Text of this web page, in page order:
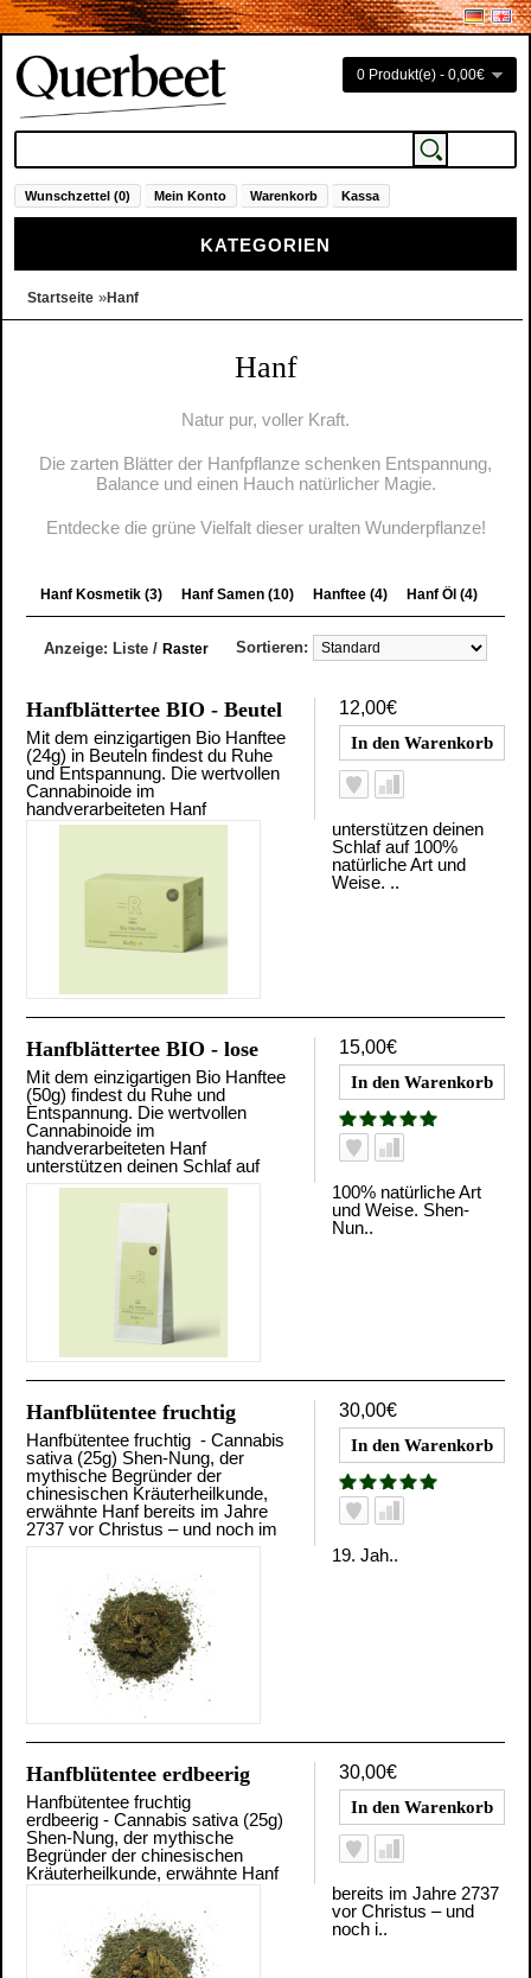
0 Produkt(e) - 0,00€
Wunschzettel (0) Mein Konto Warenkorb Kassa
KATEGORIEN
Startseite »Hanf
Hanf
Natur pur, voller Kraft.
Die zarten Blätter der Hanfpflanze schenken Entspannung,
Balance und einen Hauch natürlicher Magie.
Entdecke die grüne Vielfalt dieser uralten Wunderpflanze!
Hanf Kosmetik (3) Hanf Samen (10) Hanftee (4) Hanf Öl (4)
Anzeige: Liste / Raster Sortieren:
12,00€
Hanfblättertee BIO - Beutel
Mit dem einzigartigen Bio Hanftee
(24g) in Beuteln findest du Ruhe
und Entspannung. Die wertvollen
Cannabinoide im
handverarbeiteten Hanf
unterstützen deinen
Schlaf auf 100%
natürliche Art und
Weise. ..
15,00€
Hanfblättertee BIO - lose
Mit dem einzigartigen Bio Hanftee
(50g) findest du Ruhe und
Entspannung. Die wertvollen
Cannabinoide im
handverarbeiteten Hanf
unterstützen deinen Schlaf auf
100% natürliche Art
und Weise. Shen-
Nun..
30,00€
Hanfblütentee fruchtig
Hanfbütentee fruchtig - Cannabis
sativa (25g) Shen-Nung, der
mythische Begründer der
chinesischen Kräuterheilkunde,
erwähnte Hanf bereits im Jahre
2737 vor Christus – und noch im
19. Jah..
30,00€
Hanfblütentee erdbeerig
Hanfbütentee fruchtig
erdbeerig - Cannabis sativa (25g)
Shen-Nung, der mythische
Begründer der chinesischen
Kräuterheilkunde, erwähnte Hanf
bereits im Jahre 2737
vor Christus – und
noch i..